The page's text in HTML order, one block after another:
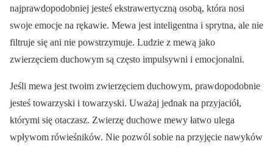
najprawdopodobniej jesteś ekstrawertyczną osobą, która nosi
swoje emocje na rękawie. Mewa jest inteligentna i sprytna, ale nie
filtruje się ani nie powstrzymuje. Ludzie z mewą jako
zwierzęciem duchowym są często impulsywni i emocjonalni.
Jeśli mewa jest twoim zwierzęciem duchowym, prawdopodobnie
jesteś towarzyski i towarzyski. Uważaj jednak na przyjaciół,
którymi się otaczasz. Zwierzę duchowe mewy łatwo ulega
wpływom rówieśników. Nie pozwól sobie na przyjęcie nawyków